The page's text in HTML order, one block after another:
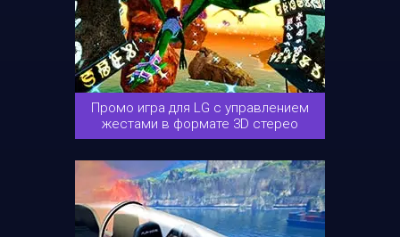
Промо игра для LG с управлением
жестами в формате 3D стерео